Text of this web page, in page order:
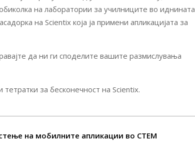
на лаборатории за училниците во иднината
на Scientix која ја примени апликацијата за
да ни ги споделите вашите размислувања
за бесконечност на Scientix.
на мобилните апликации во СТЕМ